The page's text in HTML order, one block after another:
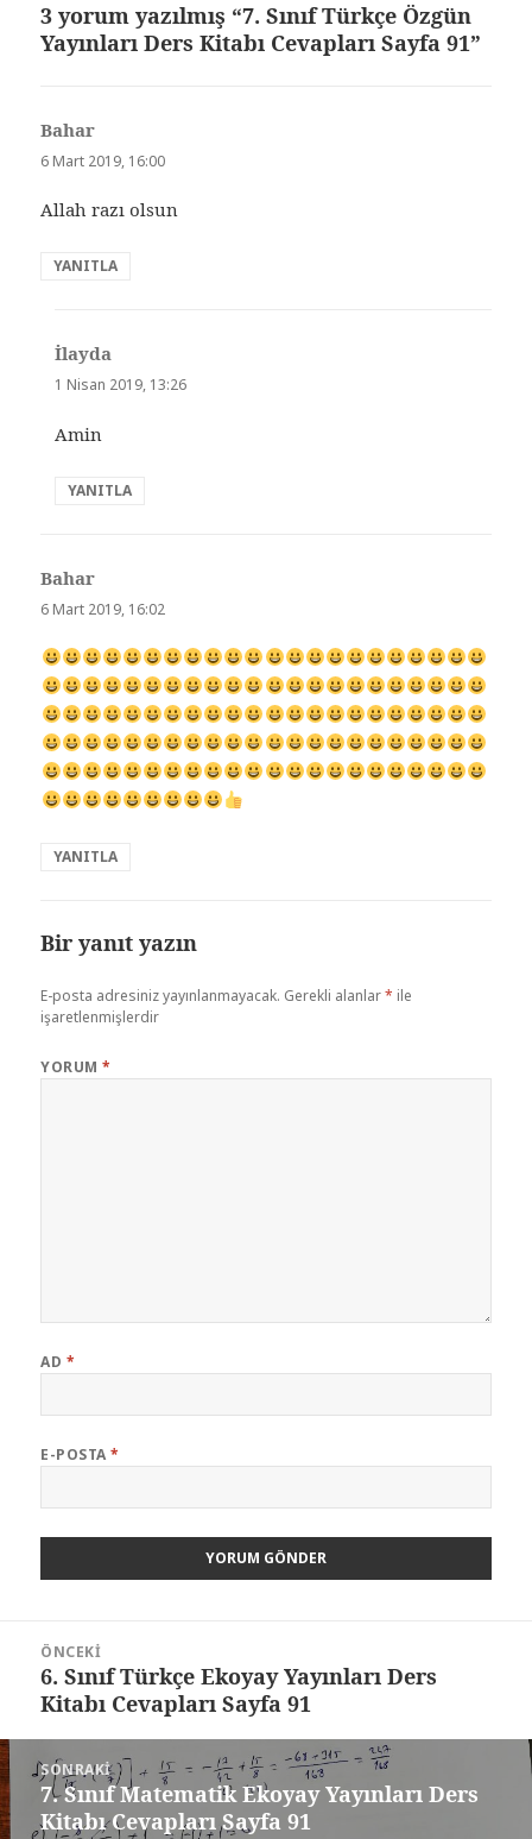
3 yorum yazılmış “7. Sınıf Türkçe Özgün
Yayınları Ders Kitabı Cevapları Sayfa 91”
Bahar
ki:
6 Mart 2019, 16:00
Allah razı olsun
YANITLA
İlayda
ki:
1 Nisan 2019, 13:26
Amin
YANITLA
Bahar
ki:
6 Mart 2019, 16:02
YANITLA
Bir yanıt yazın
E-posta adresiniz yayınlanmayacak. Gerekli alanlar* ile
işaretlenmişlerdir
YORUM*
AD *
E-POSTA*
gezinmesi
ÖNCEKI
Önceki
yazı:
6. Sınıf Türkçe Ekoyay Yayınları Ders
Kitabı Cevapları Sayfa 91
SONRAKI
Sonraki
yazı:
7. Sınıf Matematik Ekoyay Yayınları Ders
Kitabı Cevapları Sayfa 91